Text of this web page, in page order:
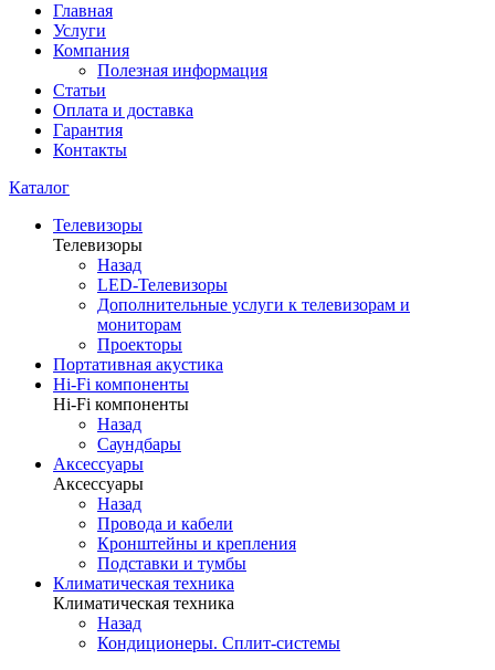
Главная
Услуги
Компания
Полезная информация
Статьи
Оплата и доставка
Гарантия
Контакты
Каталог
Телевизоры
Телевизоры
Назад
LED-Телевизоры
Дополнительные услуги к телевизорам и
мониторам
Проекторы
Портативная акустика
Hi-Fi компоненты
Hi-Fi компоненты
Назад
Саундбары
Аксессуары
Аксессуары
Назад
Провода и кабели
Кронштейны и крепления
Подставки и тумбы
Климатическая техника
Климатическая техника
Назад
Кондиционеры. Сплит-системы